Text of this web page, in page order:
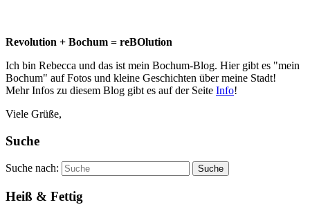
Revolution + Bochum = reBOlution
Ich bin Rebecca und das ist mein Bochum-Blog. Hier gibt es "mein
Bochum" auf Fotos und kleine Geschichten über meine Stadt!
Mehr Infos zu diesem Blog gibt es auf der Seite Info!
Viele Grüße,
Suche
Suche nach: Suche
Heiß & Fettig